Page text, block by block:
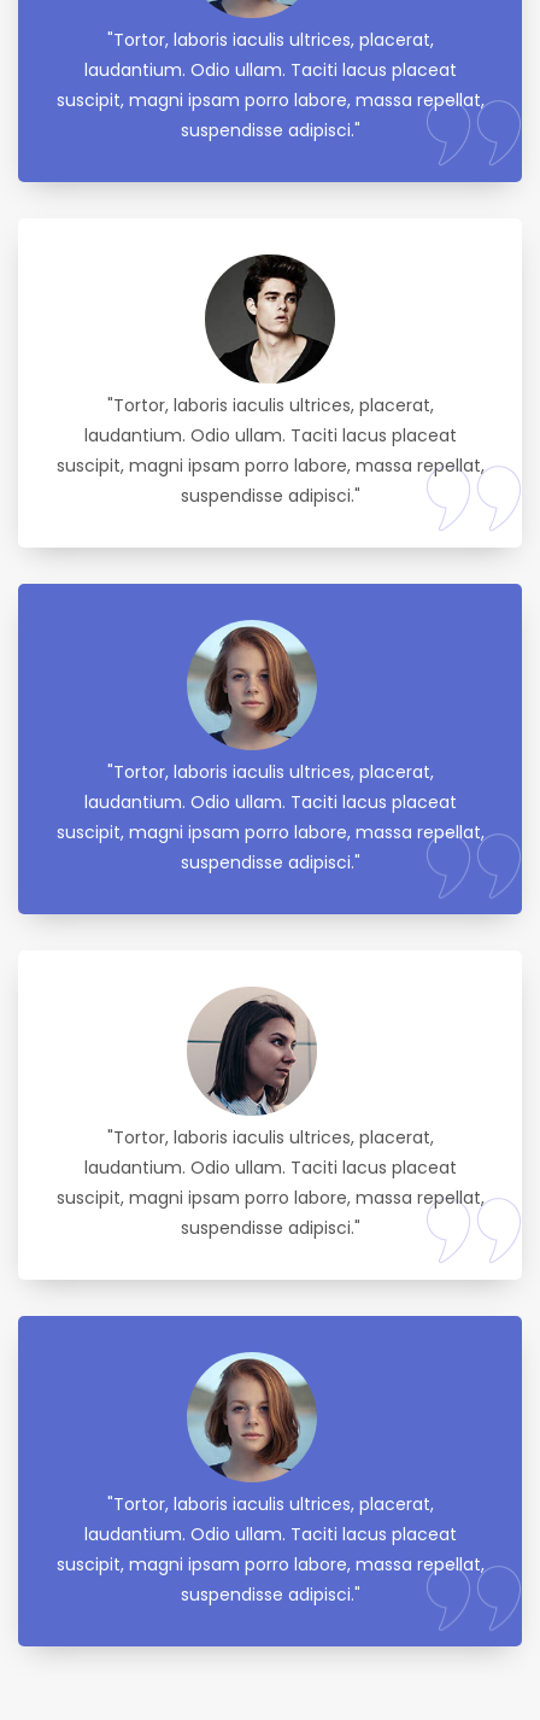
"Tortor, laboris iaculis ultrices, placerat,
laudantium. Odio ullam. Taciti lacus placeat
suscipit, magni ipsam porro labore, massa repellat,
suspendisse adipisci."
"Tortor, laboris iaculis ultrices, placerat,
laudantium. Odio ullam. Taciti lacus placeat
suscipit, magni ipsam porro labore, massa repellat,
suspendisse adipisci."
"Tortor, laboris iaculis ultrices, placerat,
laudantium. Odio ullam. Taciti lacus placeat
suscipit, magni ipsam porro labore, massa repellat,
suspendisse adipisci."
"Tortor, laboris iaculis ultrices, placerat,
laudantium. Odio ullam. Taciti lacus placeat
suscipit, magni ipsam porro labore, massa repellat,
suspendisse adipisci."
"Tortor, laboris iaculis ultrices, placerat,
laudantium. Odio ullam. Taciti lacus placeat
suscipit, magni ipsam porro labore, massa repellat,
suspendisse adipisci."